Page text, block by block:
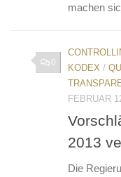
machen
0
KODEX /
FEBRUAR
2013
Die